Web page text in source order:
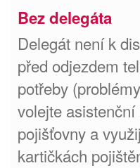
Bez delegáta
Delegát není k
před odjezdem
potřeby
volejte
pojišťovny a
kartičkách